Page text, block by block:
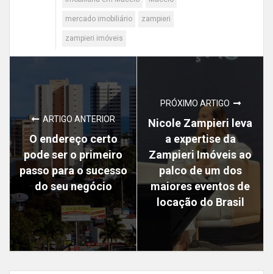
mercado imobiliário zampieri
zampieri imóveis
ARTIGO ANTERIOR
O endereço certo
pode ser o primeiro
passo para o sucesso
do seu negócio
PRÓXIMO ARTIGO
Nicole Zampieri leva
a expertise da
Zampieri Imóveis ao
palco de um dos
maiores eventos de
locação do Brasil